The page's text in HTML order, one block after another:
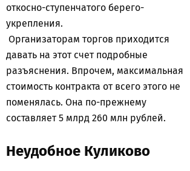
откосно-ступенчатого берего-
укрепления.
Организаторам торгов приходится
давать на этот счет подробные
разъяснения. Впрочем, максимальная
стоимость контракта от всего этого не
поменялась. Она по-прежнему
составляет 5 млрд 260 млн рублей.
Неудобное Куликово